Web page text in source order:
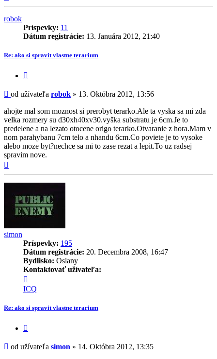
robok
Príspevky: 11
Dátum registrácie: 13. Januára 2012, 21:40
Re: ako si spravit vlastne terarium
Príspevok
od užívateľa robok » 13. Októbra 2012, 13:56
ahojte mal som moznost si prerobyt terarko.Ale ta vyska sa mi zda
velka rozmery su d30xh40xv30.vyška substratu je 6cm.Je to
predelene a na lezato otocene origo terarko.Otvaranie z hora.Mam v
nom parahybanu 7cm telo a nhandu 6cm.Co poviete je to vysoke
alebo moze byt?nechce sa mi to zase rezat a lepit.To uz radsej
spravim nove.
simon
Príspevky: 195
Dátum registrácie: 20. Decembra 2008, 16:47
Bydlisko: Oslany
Kontaktovať užívateľa:
informácie
užívateľa
-
simon
ICQ
Re: ako si spravit vlastne terarium
Príspevok
od užívateľa simon » 14. Októbra 2012, 13:35